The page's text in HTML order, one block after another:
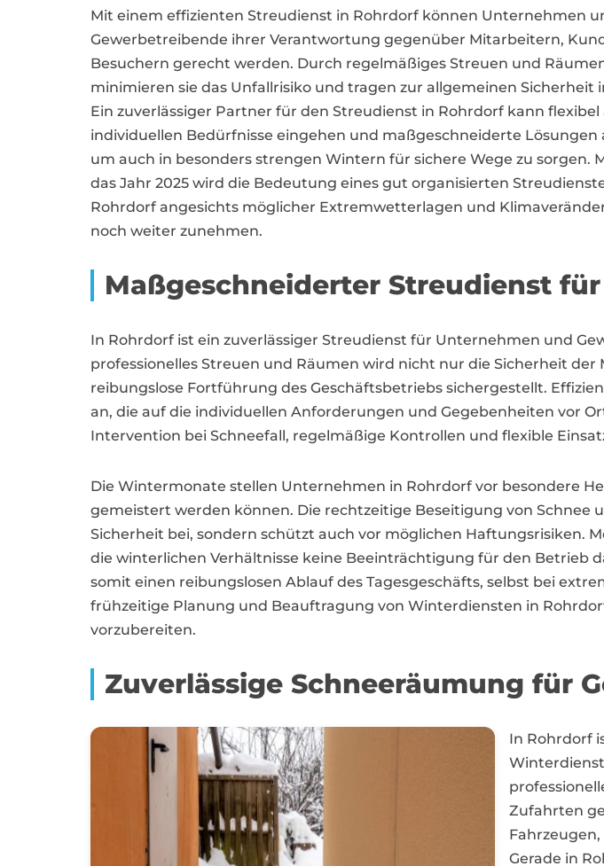
Mit einem effizienten Streudienst in Rohrdorf können Unternehmen
Gewerbetreibende ihrer Verantwortung gegenüber Mitarbeitern,
Besuchern gerecht werden. Durch regelmäßiges Streuen und
minimieren sie das Unfallrisiko und tragen zur allgemeinen Sicherheit
Ein zuverlässiger Partner für den Streudienst in Rohrdorf kann flexibel
individuellen Bedürfnisse eingehen und maßgeschneiderte Lösungen
um auch in besonders strengen Wintern für sichere Wege zu sorgen.
das Jahr 2025 wird die Bedeutung eines gut organisierten
Rohrdorf angesichts möglicher Extremwetterlagen und
noch weiter zunehmen.
Maßgeschneiderter Streudienst
In Rohrdorf ist ein zuverlässiger Streudienst für Unternehmen und
professionelles Streuen und Räumen wird nicht nur die Sicherheit
reibungslose Fortführung des Geschäftsbetriebs sichergestellt.
an, die auf die individuellen Anforderungen und Gegebenheiten vor
Intervention bei Schneefall, regelmäßige Kontrollen und flexible
Die Wintermonate stellen Unternehmen in Rohrdorf vor besondere
gemeistert werden können. Die rechtzeitige Beseitigung von
Sicherheit bei, sondern schützt auch vor möglichen Haftungsrisiken.
die winterlichen Verhältnisse keine Beeinträchtigung für den Betrieb
somit einen reibungslosen Ablauf des Tagesgeschäfts, selbst bei
frühzeitige Planung und Beauftragung von Winterdiensten in
vorzubereiten.
Zuverlässige Schneeräumung für
In Rohrdorf
Zufahrten
Gerade in